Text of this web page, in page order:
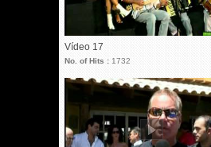
Vídeo 17
No. of Hits : 1732